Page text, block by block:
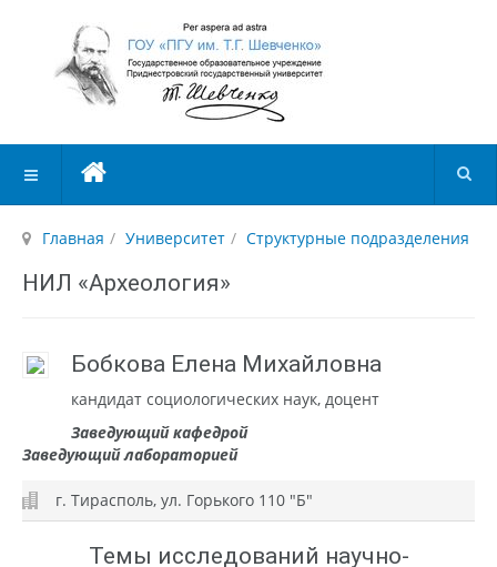
Главная Университет Структурные подразделения
НИЛ «Археология»
Бобкова Елена Михайловна
кандидат социологических наук, доцент
Заведующий кафедрой
Заведующий лабораторией
г. Тирасполь, ул. Горького 110 "Б"
Темы исследований научно-